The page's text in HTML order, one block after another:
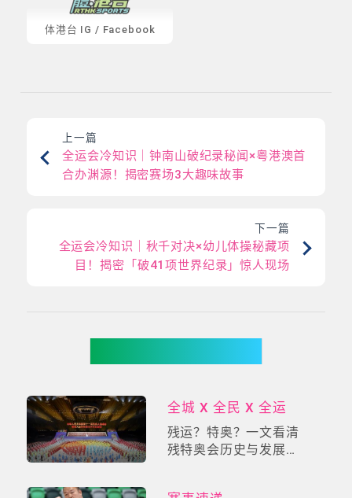
体港台 IG / Facebook
上一篇
全运会冷知识｜钟南山破纪录秘闻×粤港澳首
合办渊源！揭密赛场3大趣味故事
下一篇
全运会冷知识｜秋千对决×幼儿体操秘藏项
目！揭密「破41项世界纪录」惊人现场
全城 X 全民 X 全运
残运？特奥？一文看清
残特奥会历史与发展及